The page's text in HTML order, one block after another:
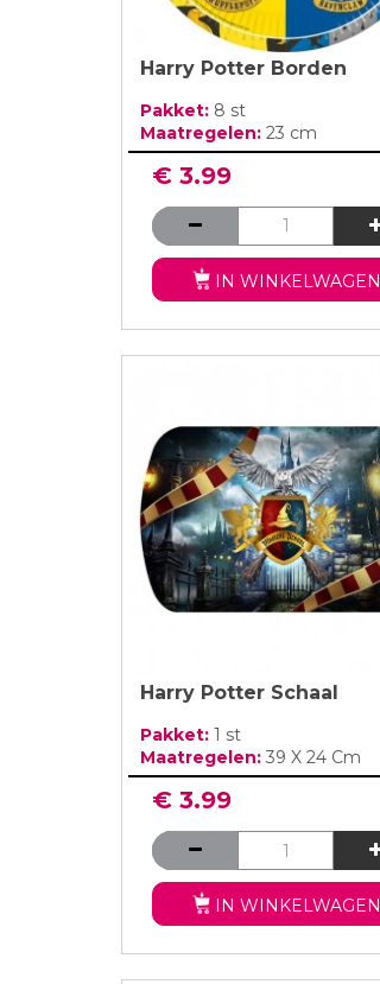
Harry Potter Borden
Pakket: 8 st
Maatregelen: 23 cm
€ 3.99
IN WINKELWAGEN
Harry Potter Schaal
Pakket: 1 st
Maatregelen: 39 X 24 Cm
€ 3.99
IN WINKELWAGEN